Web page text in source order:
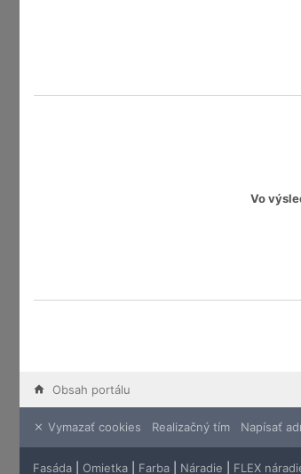
Vo
Obsah portálu
Vymazať cookies Realizačný tím Napísať
Fasáda Omietka Farba Náradie FLEX